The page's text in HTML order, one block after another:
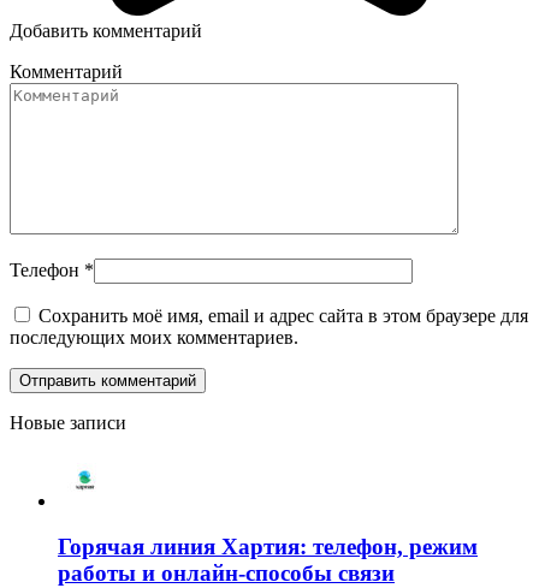
Добавить комментарий
Комментарий
Телефон *
Сохранить моё имя, email и адрес сайта в этом браузере для
последующих моих комментариев.
Новые записи
Горячая линия Хартия: телефон, режим
работы и онлайн-способы связи